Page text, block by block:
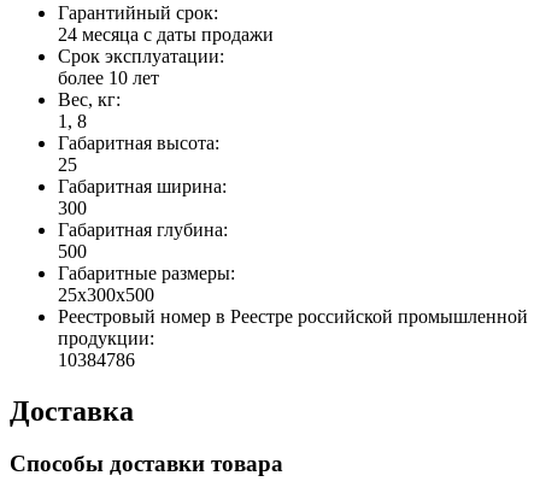
Гарантийный срок:
24 месяца с даты продажи
Срок эксплуатации:
более 10 лет
Вес, кг:
1, 8
Габаритная высота:
25
Габаритная ширина:
300
Габаритная глубина:
500
Габаритные размеры:
25x300x500
Реестровый номер в Реестре российской промышленной
продукции:
10384786
Доставка
Способы доставки товара